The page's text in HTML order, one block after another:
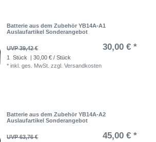
Batterie aus dem Zubehör YB14A-A1
Auslaufartikel Sonderangebot
UVP 39,42 € 30,00 € *
1 Stück
| 30,00 € / Stück
*inkl. ges. MwSt. zzgl.Versandkosten
Batterie aus dem Zubehör YB14A-A2
Auslaufartikel Sonderangebot
UVP 63,76 € 45,00 € *